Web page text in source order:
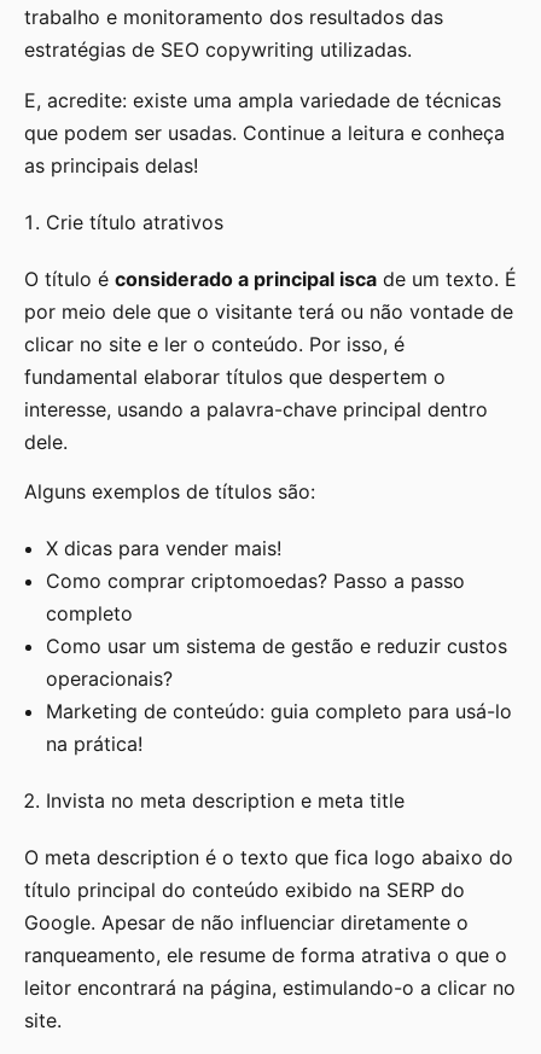
trabalho e monitoramento dos resultados das
estratégias de SEO copywriting utilizadas.
E, acredite: existe uma ampla variedade de técnicas
que podem ser usadas. Continue a leitura e conheça
as principais delas!
Crie título atrativos
O título é considerado a principal isca de um texto. É
por meio dele que o visitante terá ou não vontade de
clicar no site e ler o conteúdo. Por isso, é
fundamental elaborar títulos que despertem o
interesse, usando a palavra-chave principal dentro
dele.
Alguns exemplos de títulos são:
X dicas para vender mais!
Como comprar criptomoedas? Passo a passo
completo
Como usar um sistema de gestão e reduzir custos
operacionais?
Marketing de conteúdo: guia completo para usá-lo
na prática!
Invista no meta description e meta title
O meta description é o texto que fica logo abaixo do
título principal do conteúdo exibido na SERP do
Google. Apesar de não influenciar diretamente o
ranqueamento, ele resume de forma atrativa o que o
leitor encontrará na página, estimulando-o a clicar no
site.